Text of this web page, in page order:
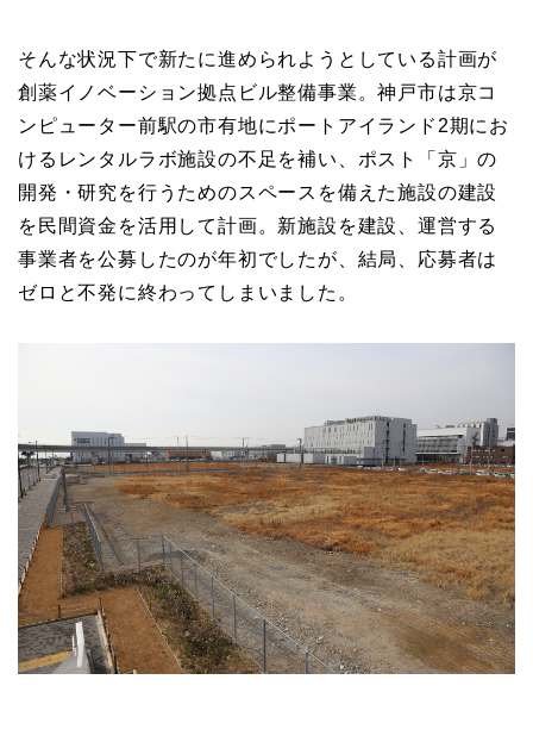
そんな状況下で新たに進められようとしている計画が
創薬イノベーション拠点ビル整備事業。神戸市は京コ
ンピューター前駅の市有地にポートアイランド2期にお
けるレンタルラボ施設の不足を補い、ポスト「京」の
開発・研究を行うためのスペースを備えた施設の建設
を民間資金を活用して計画。新施設を建設、運営する
事業者を公募したのが年初でしたが、結局、応募者は
ゼロと不発に終わってしまいました。